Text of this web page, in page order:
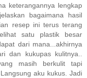
keterangannya lengkap
bagaimana hasil
resep ini terus terang
satu plastik besar
dari mana...akhirnya
dan kukupas kulitnya..
masih berkulit tapi
aku kukus. Jadi